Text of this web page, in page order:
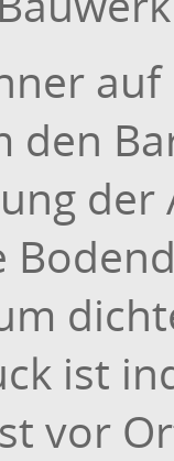
mm:
den
ist
vor